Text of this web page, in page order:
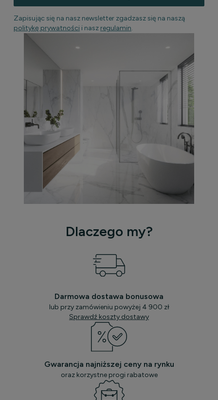
Zapisując się na nasz newsletter zgadzasz się na naszą
politykę prywatności i nasz regulamin.
Dlaczego my?
Darmowa dostawa bonusowa
lub przy zamówieniu powyżej 4 900 zł
Sprawdź koszty dostawy
Gwarancja najniższej ceny na rynku
oraz korzystne progi rabatowe